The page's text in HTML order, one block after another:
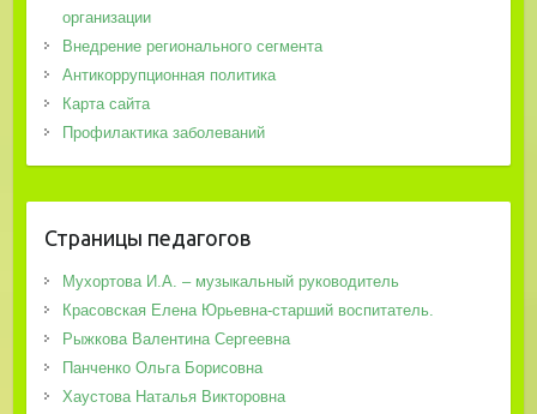
организации
Внедрение регионального сегмента
Антикоррупционная политика
Карта сайта
Профилактика заболеваний
Страницы педагогов
Мухортова И.А. – музыкальный руководитель
Красовская Елена Юрьевна-старший воспитатель.
Рыжкова Валентина Сергеевна
Панченко Ольга Борисовна
Хаустова Наталья Викторовна